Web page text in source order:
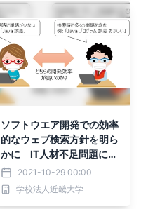
ソフトウエア開発での効率
的なウェブ検索方針を明ら
かに IT人材不足問題につ
いて開発効率向上による解
決をめざす
2021-10-29 00:00
学校法人近畿大学